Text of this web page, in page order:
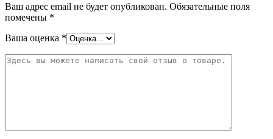
Ваш адрес email не будет опубликован. Обязательные поля
помечены *
Ваша оценка *